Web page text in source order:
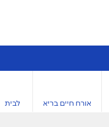
אורח חיים בריא לבית